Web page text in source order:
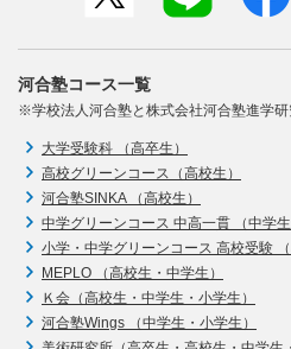
河合塾コース一覧
※学校法人河合塾と株式会社河合塾進学研
大学受験科 （高卒生）
高校グリーンコース（高校生）
河合塾SINKA （高校生）
中学グリーンコース 中高一貫 （中学生
小学・中学グリーンコース 高校受験 （
MEPLO （高校生・中学生）
Ｋ会（高校生・中学生・小学生）
河合塾Wings （中学生・小学生）